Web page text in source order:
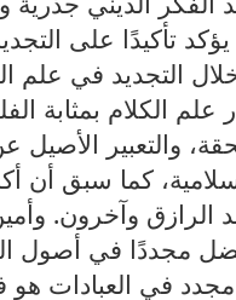
تأكيدًا على
التجديد في علم
علم الكلام بمثابة
والتعبير الأصيل
كما سبق أن
وآخرون.
مجددًا في أصول
في العبادات هو